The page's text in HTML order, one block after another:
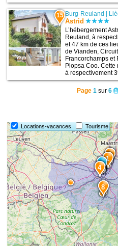
15 Burg-Reuland
Astrid
L’hébergement
Reuland, à
et 47 km de ces
de Vianden,
Francorchamps et
Plopsa Coo.
à respectivement
Page 1sur 6 1
Locations-vacances Tourisme
8
4
3
1